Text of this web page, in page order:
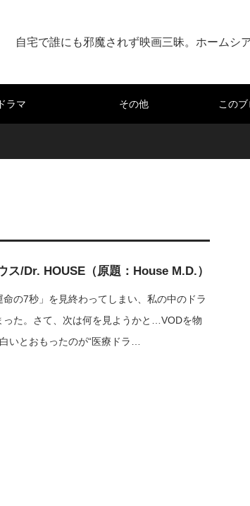
自宅で誰にも邪魔されず映画三昧。ホームシ
ラマ その他 この
ス/Dr. HOUSE（原題：House M.D.）
命の7秒」を見終わってしまい、私の中のドラ
った。さて、次は何を見ようかと…VODを物
いとおもったのが“医療ドラ…